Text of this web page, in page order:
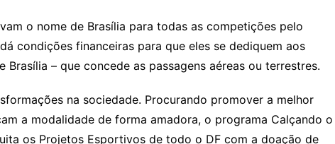
o nome de Brasília para todas as competições pelo
condições financeiras para que eles se dediquem aos
– que concede as passagens aéreas ou terrestres.
na sociedade. Procurando promover a melhor
a modalidade de forma amadora, o programa Calçando o
os Projetos Esportivos de todo o DF com a doação de